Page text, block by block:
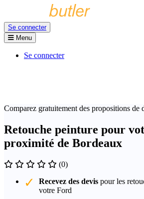
Se connecter
Menu
Se connecter
Comparez gratuitement des propositions de
Retouche peinture pour
proximité de Bordeaux
(0)
Recevez des devis pour les
votre Ford